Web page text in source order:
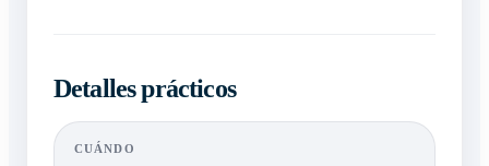
Detalles prácticos
CUÁNDO